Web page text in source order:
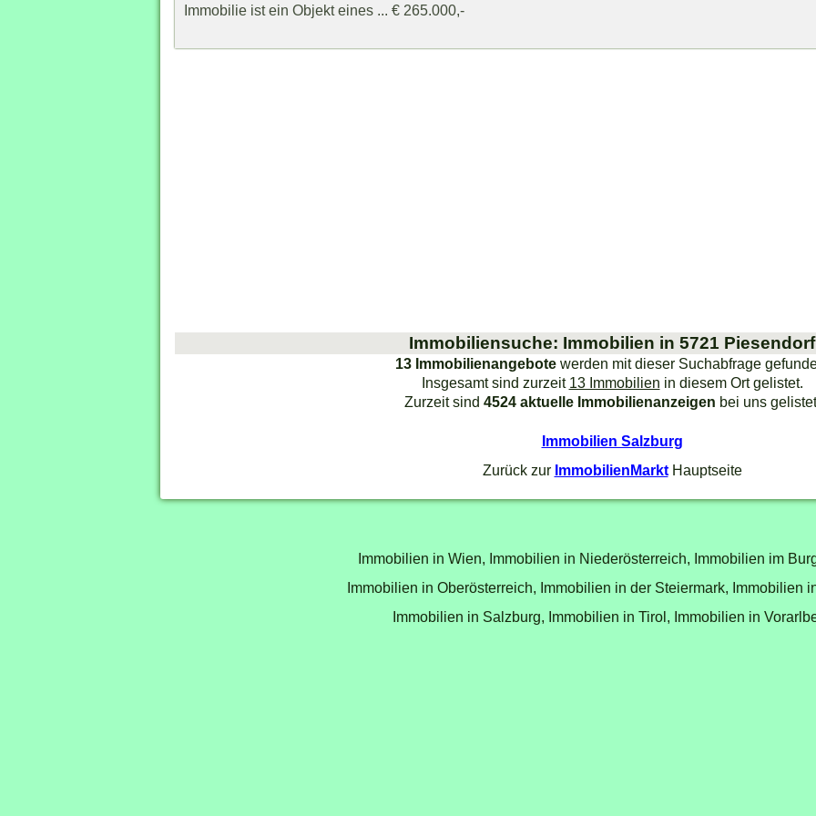
Immobilie ist ein Objekt eines ... € 265.000,-
Immobiliensuche: Immobilien in 5721 Piesendorf
13 Immobilienangebotewerden mit dieser Suchabfrage
Insgesamt sind zurzeit 13 Immobilien in diesem Ort gelistet.
Zurzeit sind 4524 aktuelle Immobilienanzeigen bei uns
Immobilien Salzburg
Zurück zur ImmobilienMarktHauptseite
Immobilien in Wien, Immobilien in Niederösterreich, Immobilien im
Immobilien in Oberösterreich, Immobilien in der Steiermark, Immobilien
Immobilien in Salzburg, Immobilien in Tirol, Immobilien in